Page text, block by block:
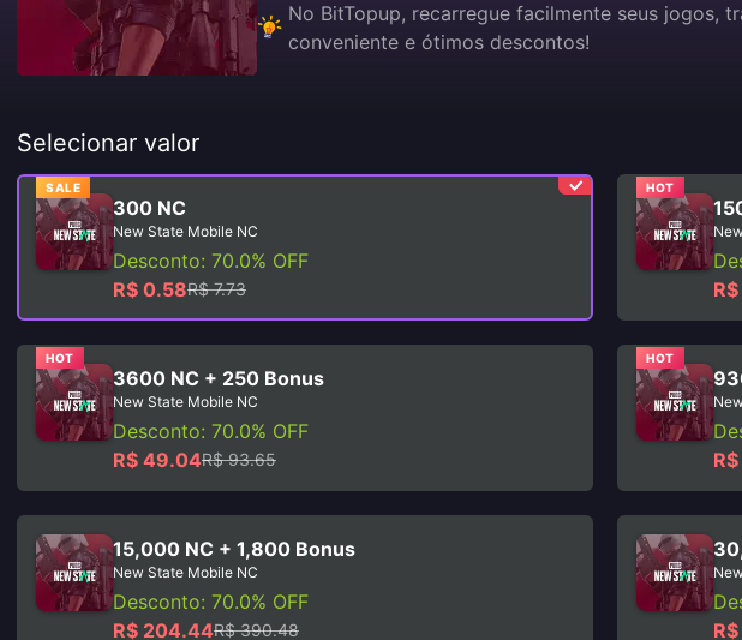
No BitTopup, recarregue facilmente seus jogos,
conveniente e ótimos descontos!
Selecionar valor
SALE
300 NC
New State Mobile NC
Desconto: 70.0% OFF
R$ 0.58R$ 7.73
HOT
HOT
3600 NC + 250 Bonus
New State Mobile NC
Desconto: 70.0% OFF
R$ 49.04R$ 93.65
HOT
15,000 NC + 1,800 Bonus
New State Mobile NC
Desconto: 70.0% OFF
R$ 204.44R$ 390.48